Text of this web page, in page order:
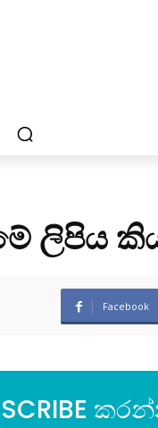
ලිපිය
Facebook